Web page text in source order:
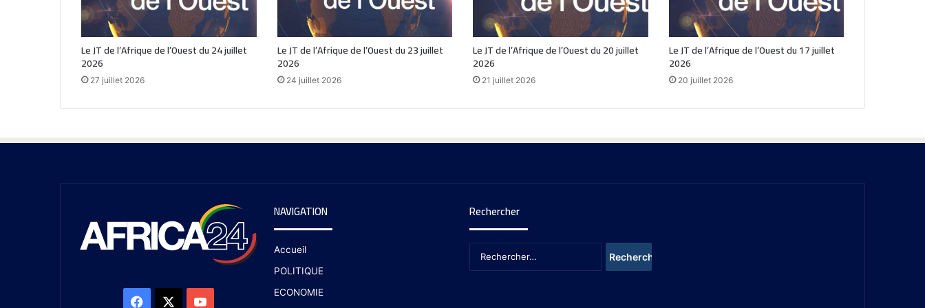
Le JT de l’Afrique de l’Ouest du 24 juillet
2026
27 juillet 2026
Le JT de l’Afrique de l’Ouest du 23 juillet
2026
24 juillet 2026
Le JT de l’Afrique de l’Ouest du 20 juillet
2026
21 juillet 2026
Le JT de l’Afrique de l’Ouest du 17 juillet
2026
20 juillet 2026
NAVIGATION
Accueil
POLITIQUE
ECONOMIE
Rechercher